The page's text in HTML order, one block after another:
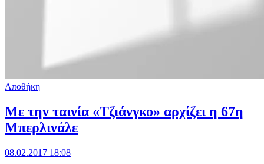
Αποθήκη
Με την ταινία «Τζιάνγκο» αρχίζει η 67η
Μπερλινάλε
08.02.2017 18:08